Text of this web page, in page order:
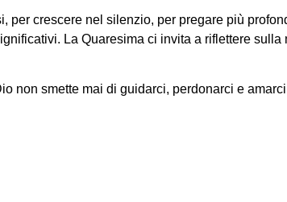
per crescere nel silenzio, per pregare più
La Quaresima ci invita a riflettere sulla
non smette mai di guidarci, perdonarci e